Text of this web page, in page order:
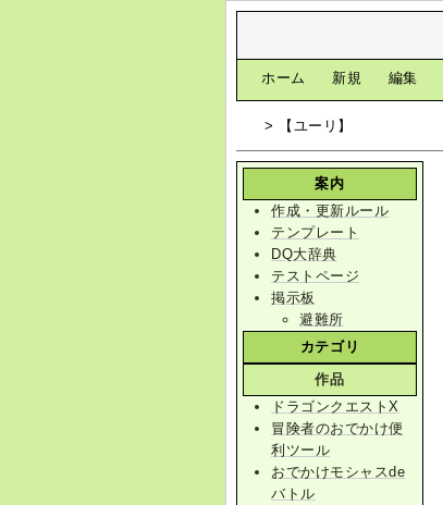
ホーム 新規 編集
> 【ユーリ】
案内
作成・更新ルール
テンプレート
DQ大辞典
テストページ
掲示板
避難所
カテゴリ
作品
ドラゴンクエストX
冒険者のおでかけ便
利ツール
おでかけモシャスde
バトル